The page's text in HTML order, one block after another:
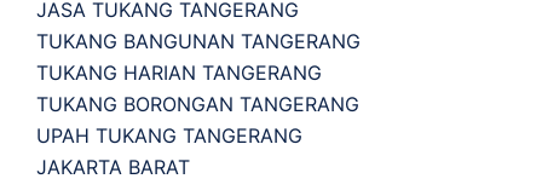
JASA TUKANG TANGERANG
TUKANG BANGUNAN TANGERANG
TUKANG HARIAN TANGERANG
TUKANG BORONGAN TANGERANG
UPAH TUKANG TANGERANG
JAKARTA BARAT